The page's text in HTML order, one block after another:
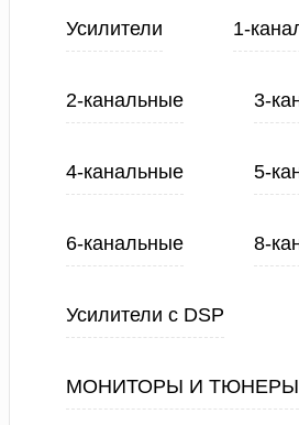
Усилители 1-
2-канальные 3-
4-канальные 5-
6-канальные 8-
Усилители с DSP
МОНИТОРЫ И ТЮНЕРЫ